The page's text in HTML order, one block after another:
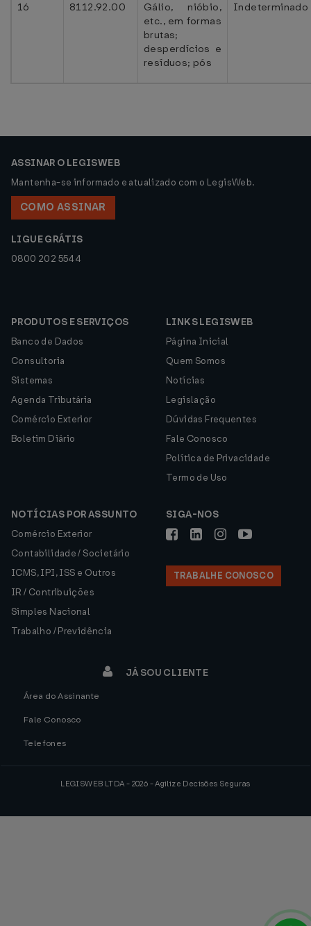
16 8112.92.00
Gálio, nióbio,
etc., em formas
brutas;
desperdícios e
resíduos; pós
Indeterminado
ASSINAR O LEGISWEB
Mantenha-se informado e atualizado com o LegisWeb.
COMO ASSINAR
LIGUE GRÁTIS
0800 202 5544
PRODUTOS E SERVIÇOS
Banco de Dados
Consultoria
Sistemas
Agenda Tributária
Comércio Exterior
Boletim Diário
LINKS LEGISWEB
Página Inicial
Quem Somos
Notícias
Legislação
Dúvidas Frequentes
Fale Conosco
Política de Privacidade
Termo de Uso
NOTÍCIAS POR ASSUNTO
Comércio Exterior
Contabilidade / Societário
ICMS, IPI, ISS e Outros
IR / Contribuições
Simples Nacional
Trabalho / Previdência
SIGA-NOS
TRABALHE CONOSCO
JÁ SOU CLIENTE
Área do Assinante
Fale Conosco
Telefones
LEGISWEB LTDA - 2026 - Agilize Decisões Seguras